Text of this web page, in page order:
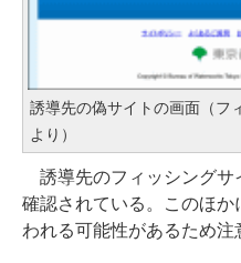
誘導先の偽サイトの画面（フ
より）
誘導先のフィッシングサ
確認されている。このほ
われる可能性があるため注